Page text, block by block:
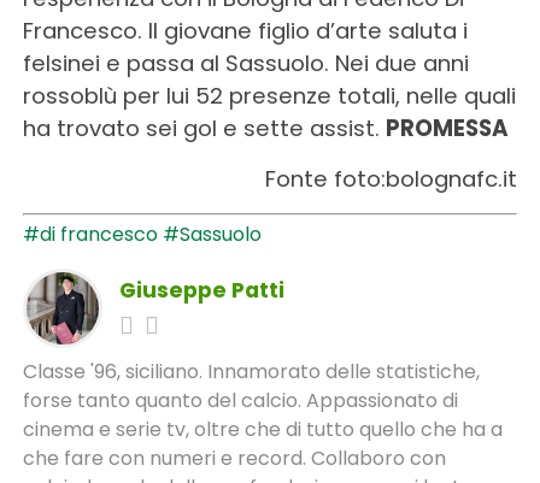
Francesco. Il giovane figlio d’arte saluta i
felsinei e passa al Sassuolo. Nei due anni
rossoblù per lui 52 presenze totali, nelle quali
ha trovato sei gol e sette assist. PROMESSA
Fonte foto:bolognafc.it
#di francesco #Sassuolo
Giuseppe Patti
Classe '96, siciliano. Innamorato delle statistiche,
forse tanto quanto del calcio. Appassionato di
cinema e serie tv, oltre che di tutto quello che ha a
che fare con numeri e record. Collaboro con